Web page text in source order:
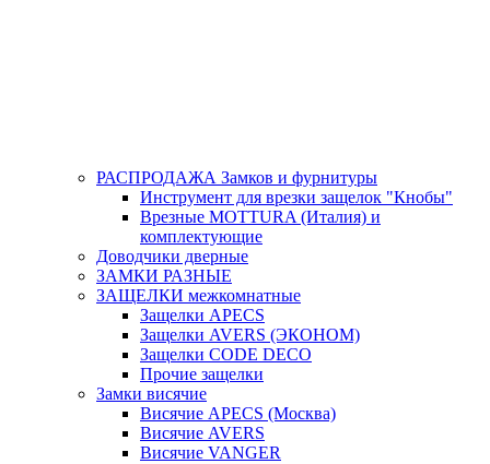
РАСПРОДАЖА Замков и фурнитуры
Инструмент для врезки защелок "Кнобы"
Врезные MOTTURA (Италия) и
комплектующие
Доводчики дверные
ЗАМКИ РАЗНЫЕ
ЗАЩЕЛКИ межкомнатные
Защелки APECS
Защелки AVERS (ЭКОНОМ)
Защелки CODE DECO
Прочие защелки
Замки висячие
Висячие APECS (Москва)
Висячие AVERS
Висячие VANGER